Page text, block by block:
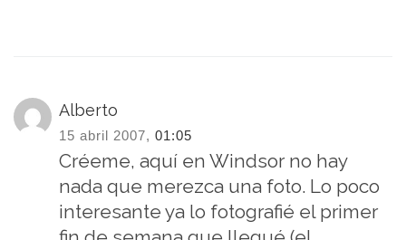
Alberto
15 abril 2007, 01:05
Créeme, aquí en Windsor no hay
nada que merezca una foto. Lo poco
interesante ya lo fotografié el primer